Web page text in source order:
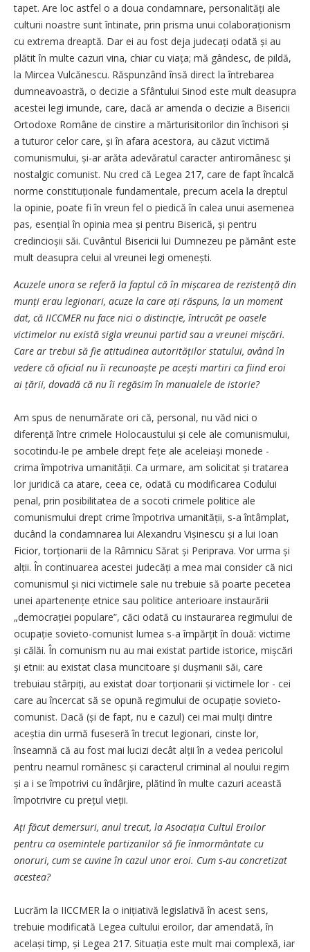
tapet. Are loc astfel o a doua condamnare, personalități ale
culturii noastre sunt întinate, prin prisma unui colaboraționism
cu extrema dreaptă. Dar ei au fost deja judecați odată și au
plătit în multe cazuri vina, chiar cu viața; mă gândesc, de pildă,
la Mircea Vulcănescu. Răspunzând însă direct la întrebarea
dumneavoastră, o decizie a Sfântului Sinod este mult deasupra
acestei legi imunde, care, dacă ar amenda o decizie a Bisericii
Ortodoxe Române de cinstire a mărturisitorilor din închisori și
a tuturor celor care, și în afara acestora, au căzut victimă
comunismului, și-ar arăta adevăratul caracter antiromânesc și
nostalgic comunist. Nu cred că Legea 217, care de fapt încalcă
norme constituționale fundamentale, precum acela la dreptul
la opinie, poate fi în vreun fel o piedică în calea unui asemenea
pas, esențial în opinia mea și pentru Biserică, și pentru
credincioșii săi. Cuvântul Bisericii lui Dumnezeu pe pământ este
mult deasupra celui al vreunei legi omenești.
Acuzele unora se referă la faptul că în mișcarea de rezistență din
munți erau legionari, acuze la care ați răspuns, la un moment
dat, că IICCMER nu face nici o distincție, întrucât pe oasele
victimelor nu există sigla vreunui partid sau a vreunei mișcări.
Care ar trebui să fie atitudinea autori­tă­ților statului, având în
vedere că oficial nu îi recu­noaș­te pe acești martiri ca fiind eroi
ai țării, dovadă că nu îi regăsim în manualele de istorie?
Am spus de nenumărate ori că, personal, nu văd nici o
diferență între crimele Holocaustului și cele ale comunismului,
socotindu-le pe ambele drept fețe ale aceleiași monede -
crima împotriva umanității. Ca urmare, am solicitat și tratarea
lor juridică ca atare, ceea ce, odată cu modificarea Codului
penal, prin posibilitatea de a socoti crimele politice ale
comunismului drept crime împotriva umanității, s-a întâmplat,
ducând la condamnarea lui Alexandru Vișinescu și a lui Ioan
Ficior, torționarii de la Râmnicu Sărat și Periprava. Vor urma și
alții. În continuarea acestei judecăți a mea mai consider că nici
comunismul și nici victimele sale nu trebuie să poarte pecetea
unei apartenențe etnice sau politice anterioare instaurării
„demo­cra­ției populare”, căci odată cu instaurarea regimului de
ocupație sovieto-comunist lumea s-a îm­părțit în două: victime
și călăi. În comunism nu au mai existat partide istorice, mișcări
și etnii: au existat clasa muncitoare și duș­manii săi, care
trebuiau stârpiți, au existat doar torționarii și victimele lor - cei
care au încercat să se opună regimului de ocupație sovieto-
comunist. Dacă (și de fapt, nu e cazul) cei mai mulți dintre
aceștia din urmă fuseseră în trecut legionari, cinste lor,
înseamnă că au fost mai lucizi decât alții în a vedea pericolul
pentru neamul românesc și caracterul criminal al noului regim
și a i se împotrivi cu îndârjire, plătind în multe cazuri această
împotrivire cu prețul vieții.
Ați făcut demersuri, anul trecut, la Asociația Cultul Eroilor
pentru ca osemintele partizanilor să fie înmormântate cu
onoruri, cum se cuvine în cazul unor eroi. Cum s-au concretizat
acestea?
Lucrăm la IICCMER la o inițiativă legislativă în acest sens,
trebuie modificată Legea cultului eroilor, dar amendată, în
același timp, și Legea 217. Situația este mult mai complexă, iar